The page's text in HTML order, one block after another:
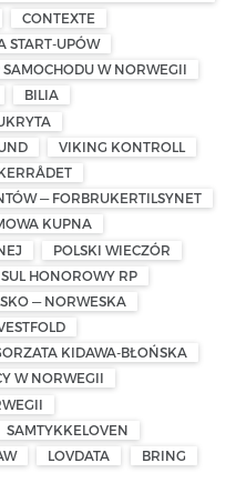
CONTEXTE
START-UPÓW
W NORWEGII
BILIA
VIKING KONTROLL
— FORBRUKERTILSYNET
KUPNA
POLSKI WIECZÓR
HONOROWY RP
— NORWESKA
KIDAWA-BŁOŃSKA
W NORWEGII
SAMTYKKELOVEN
LOVDATA
BRING